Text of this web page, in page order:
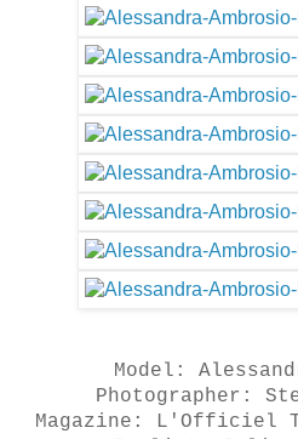
Model:
Photographer:
Magazine: L'Officiel